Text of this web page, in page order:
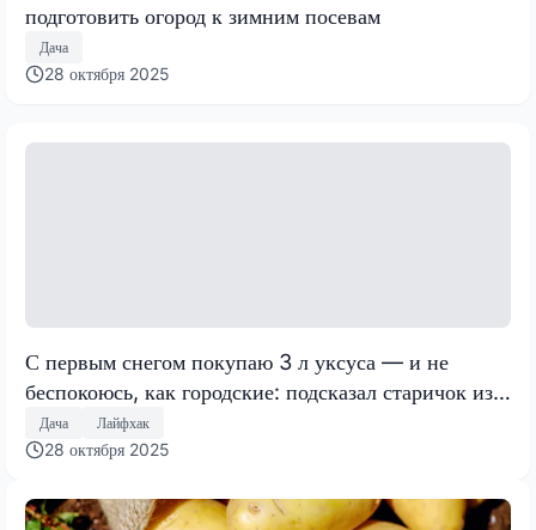
подготовить огород к зимним посевам
Дача
28 октября 2025
С первым снегом покупаю 3 л уксуса — и не
беспокоюсь, как городские: подсказал старичок из
деревни — дома спокойно всю зиму
Дача Лайфхак
28 октября 2025